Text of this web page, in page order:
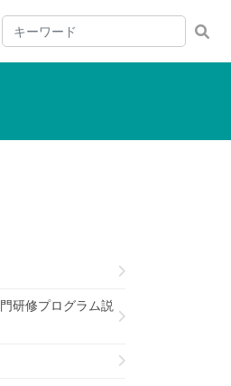
研修プログラム説